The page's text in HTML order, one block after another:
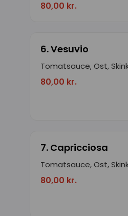
80,00 kr.
6. Vesuvio
Tomatsauce, Ost,
80,00 kr.
7. Capricciosa
Tomatsauce, Ost,
80,00 kr.